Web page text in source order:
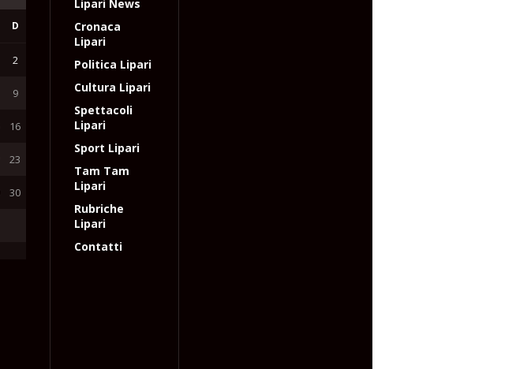
D
2
9
16
23
30
Lipari News
Cronaca
Lipari
Politica Lipari
Cultura Lipari
Spettacoli
Lipari
Sport Lipari
Tam Tam
Lipari
Rubriche
Lipari
Contatti